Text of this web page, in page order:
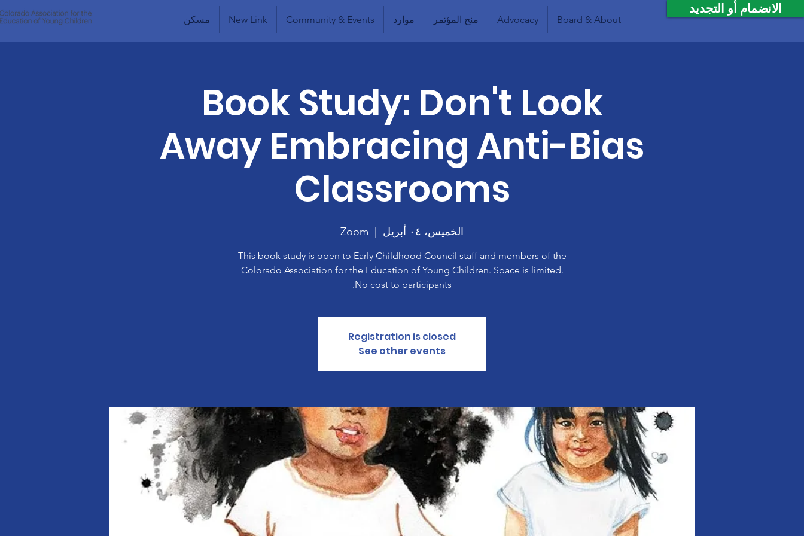
الانضمام أو التجديد
مسكن New Link Community & Events موارد منح المؤتمر Advocacy Board & About
Book Study: Don't Look
Away Embracing Anti-Bias
Classrooms
الخميس، ٠٤ أبريل Zoom
This book study is open to Early Childhood Council staff and members of the
Colorado Association for the Education of Young Children. Space is limited.
No cost to participants.
Registration is closed
See other events